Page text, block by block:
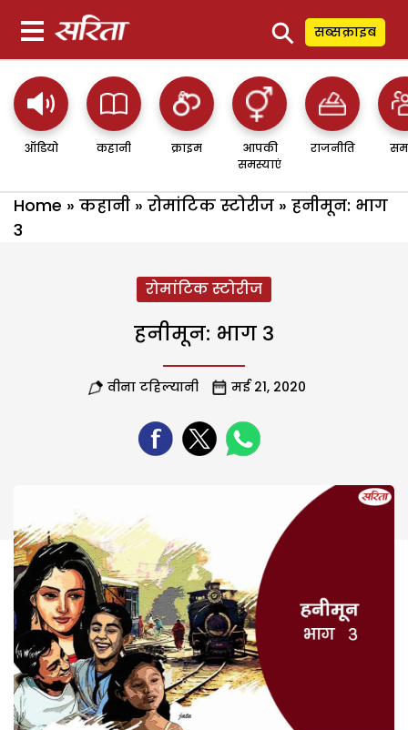
⚲ सब्सक्राइब
ऑडियो कहानी क्राइम
आपकी
समस्याएं
राजनीति
Home » कहानी » रोमांटिक स्टोरीज » हनीमून: भाग
3
रोमांटिक स्टोरीज
हनीमून: भाग 3
वीना टहिल्यानी मई 21, 2020